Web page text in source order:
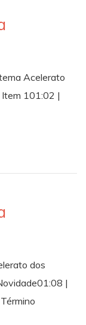
Acelerato
101:02 |
dos
|